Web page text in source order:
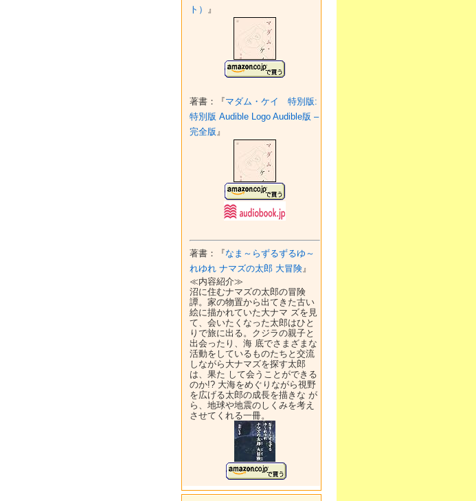
ト）
』
著書：『マダム・ケイ 特別版:
特別版 Audible Logo Audible版 –
完全版 』
著書：『なま～らずるずるゆ～
れゆれ ナマズの太郎 大冒険』
≪内容紹介≫
沼に住むナマズの太郎の冒険
譚。家の物置から出てきた古い
絵に描かれていた大ナマ ズを見
て、会いたくなった太郎はひと
りで旅に出る。クジラの親子と
出会ったり、海 底でさまざまな
活動をしているものたちと交流
しながら大ナマズを探す太郎
は、果た して会うことができる
のか!? 大海をめぐりながら視野
を広げる太郎の成長を描きな が
ら、地球や地震のしくみを考え
させてくれる一冊。